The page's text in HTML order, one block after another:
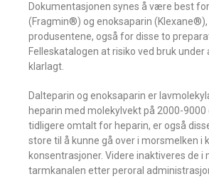
Dokumentasjonen synes å være best
(Fragmin®) og enoksaparin (Klexane®),
produsentene, også for disse to
Felleskatalogen at risiko ved bruk under
klarlagt.
Dalteparin og enoksaparin er
heparin med molekylvekt på 2000-9000
tidligere omtalt for heparin, er også
store til å kunne gå over i morsmelken i
konsentrasjoner. Videre inaktiveres de i
tarmkanalen etter peroral